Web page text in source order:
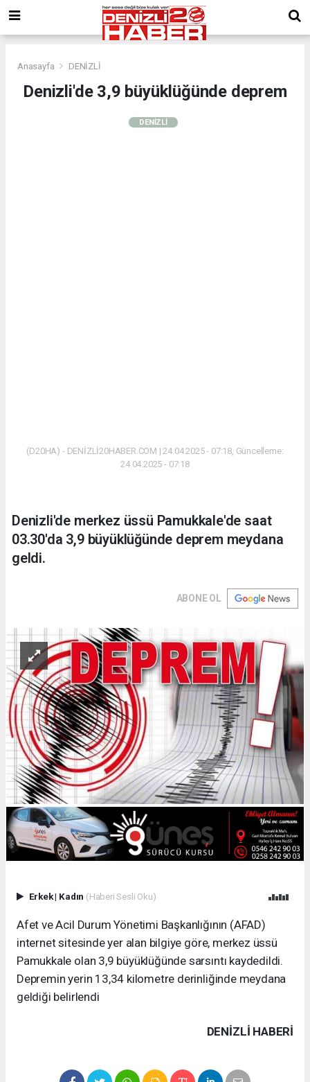
Anasayfa DENİZLİ
Denizli'de 3,9 büyüklüğünde deprem
DENİZLİ
(D20HA) - DENİZLİ20HABER.COM | 24.04.2025 - 07:18, Güncelleme:
24.04.2025 - 07:18
Denizli'de merkez üssü Pamukkale'de saat
03.30'da 3,9 büyüklüğünde deprem meydana
geldi.
ABONE OL
Erkek| Kadın (Haberi Sesli Oku)
Afet ve Acil Durum Yönetimi Başkanlığının (AFAD)
internet sitesinde yer alan bilgiye göre, merkez üssü
Pamukkale olan 3,9 büyüklüğünde sarsıntı kaydedildi.
Depremin yerin 13,34 kilometre derinliğinde meydana
geldiği belirlendi
DENIZLI HABERİ